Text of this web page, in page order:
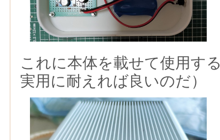
これに本体を載せて使用す
実用に耐えれば良いのだ）